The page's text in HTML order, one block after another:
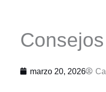
marzo 20, 2026